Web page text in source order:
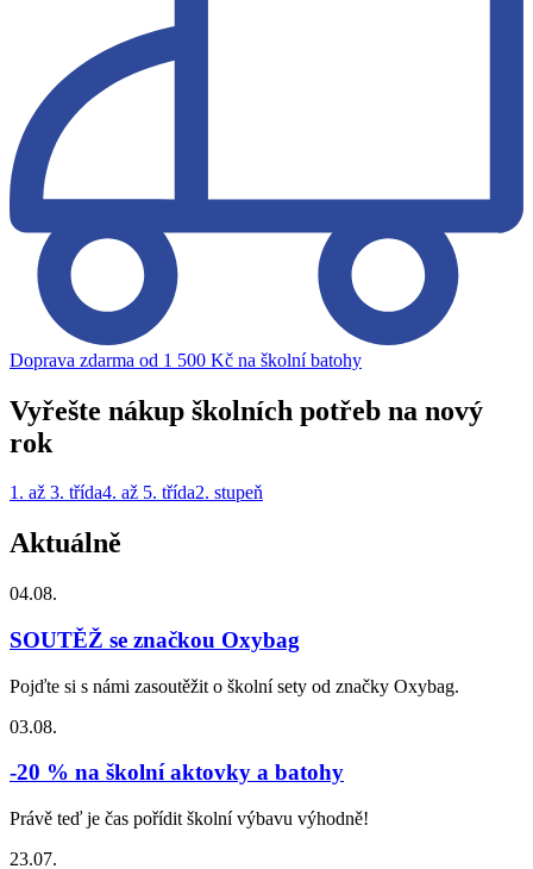
Doprava zdarma od 1 500 Kč na školní batohy
Vyřešte nákup školních potřeb na nový
rok
1. až 3. třída4. až 5. třída2. stupeň
Aktuálně
04.08.
SOUTĚŽ se značkou Oxybag
Pojďte si s námi zasoutěžit o školní sety od značky Oxybag.
03.08.
-20 % na školní aktovky a batohy
Právě teď je čas pořídit školní výbavu výhodně!
23.07.